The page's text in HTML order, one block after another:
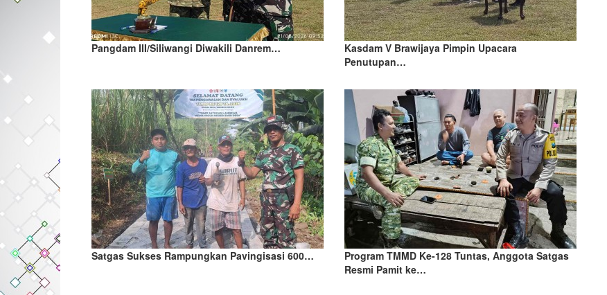
Pangdam III/Siliwangi Diwakili Danrem…
Kasdam V Brawijaya Pimpin Upacara
Penutupan…
Satgas Sukses Rampungkan Pavingisasi 600…
Program TMMD Ke-128 Tuntas, Anggota Satgas
Resmi Pamit ke…